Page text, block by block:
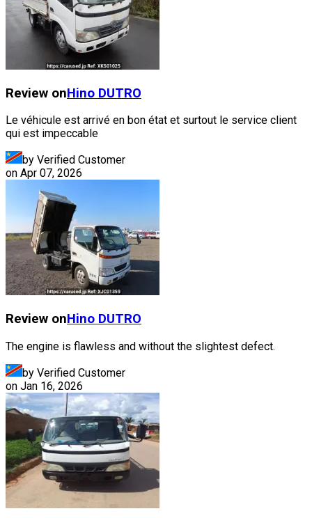
Review onHino DUTRO
Le véhicule est arrivé en bon état et surtout le service client
qui est impeccable
by Verified Customer
on Apr 07, 2026
Review onHino DUTRO
The engine is flawless and without the slightest defect.
by Verified Customer
on Jan 16, 2026